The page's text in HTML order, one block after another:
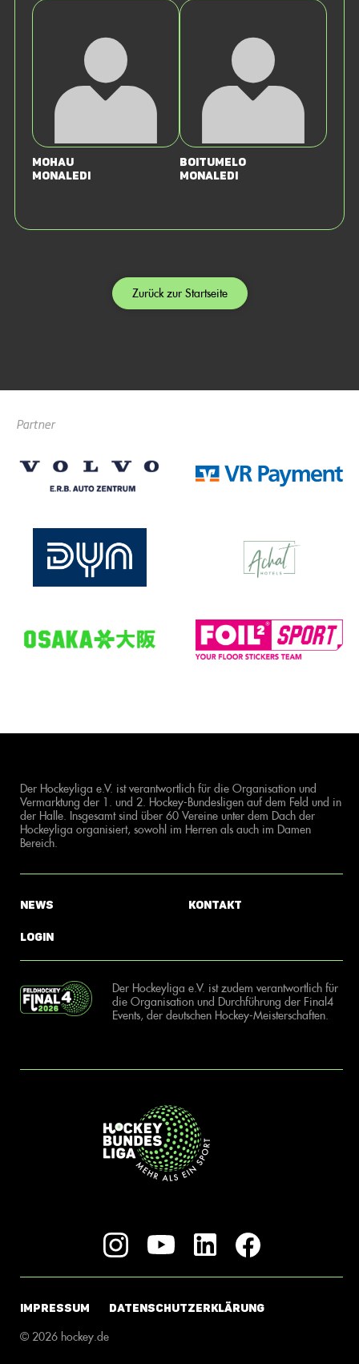
Mohau
Monaledi
Boitumelo
Monaledi
Zurück zur Startseite
Partner
Der Hockeyliga e.V. ist verantwortlich für die Organisation und
Vermarktung der 1. und 2. Hockey-Bundesligen auf dem Feld und in
der Halle. Insgesamt sind über 60 Vereine unter dem Dach der
Hockeyliga organisiert, sowohl im Herren als auch im Damen
Bereich.
News
Login
Kontakt
Der Hockeyliga e.V. ist zudem verantwortlich für
die Organisation und Durchführung der Final4
Events, der deutschen Hockey-Meisterschaften.
IMPRESSUM DATENSCHUTZERKLÄRUNG
© 2026 hockey.de